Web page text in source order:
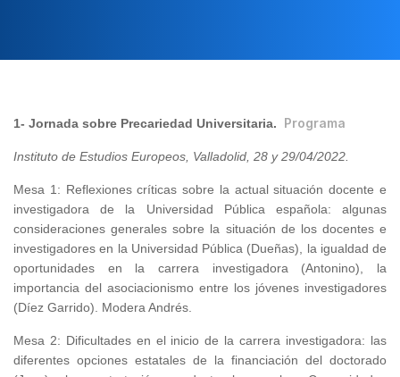
1- Jornada sobre Precariedad Universitaria. Programa
Instituto de Estudios Europeos, Valladolid, 28 y 29/04/2022
Mesa 1: Reflexiones críticas sobre la actual situación docente e
investigadora de la Universidad Pública española: algunas
consideraciones generales sobre la situación de los docentes e
investigadores en la Universidad Pública (Dueñas), la igualdad de
oportunidades en la carrera investigadora (Antonino), la
importancia del asociacionismo entre los jóvenes investigadores
(Díez Garrido). Modera Andrés.
Mesa 2: Dificultades en el inicio de la carrera investigadora: las
diferentes opciones estatales de la financiación del doctorado